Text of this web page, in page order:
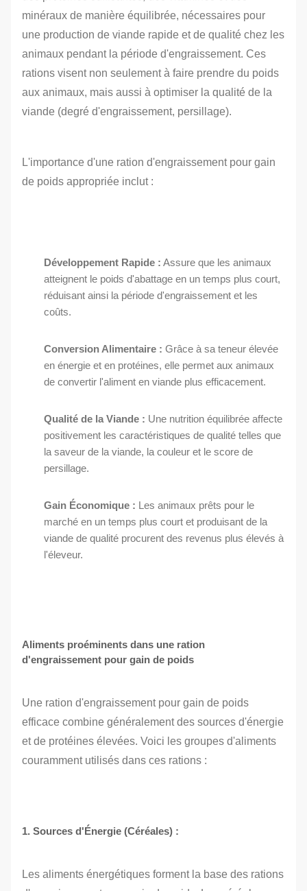
minéraux de manière équilibrée, nécessaires pour
une production de viande rapide et de qualité chez les
animaux pendant la période d'engraissement. Ces
rations visent non seulement à faire prendre du poids
aux animaux, mais aussi à optimiser la qualité de la
viande (degré d'engraissement, persillage).
L'importance d'une ration d'engraissement pour gain
de poids appropriée inclut :
Développement Rapide : Assure que les animaux
atteignent le poids d'abattage en un temps plus court,
réduisant ainsi la période d'engraissement et les
coûts.
Conversion Alimentaire : Grâce à sa teneur élevée
en énergie et en protéines, elle permet aux animaux
de convertir l'aliment en viande plus efficacement.
Qualité de la Viande : Une nutrition équilibrée affecte
positivement les caractéristiques de qualité telles que
la saveur de la viande, la couleur et le score de
persillage.
Gain Économique : Les animaux prêts pour le
marché en un temps plus court et produisant de la
viande de qualité procurent des revenus plus élevés à
l'éleveur.
Aliments proéminents dans une ration
d'engraissement pour gain de poids
Une ration d'engraissement pour gain de poids
efficace combine généralement des sources d'énergie
et de protéines élevées. Voici les groupes d'aliments
couramment utilisés dans ces rations :
1. Sources d'Énergie (Céréales) :
Les aliments énergétiques forment la base des rations